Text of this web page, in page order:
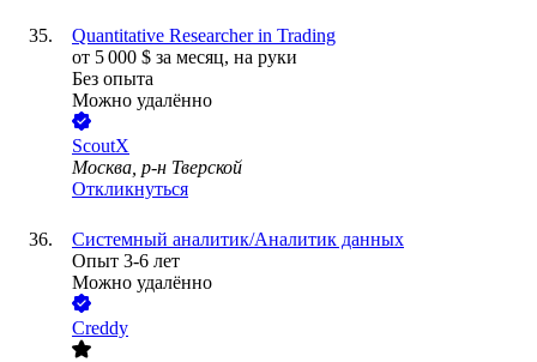
Quantitative Researcher in Trading
от 5 000 $ за месяц, на руки
Без опыта
Можно удалённо
ScoutX
Москва, р-н Тверской
Откликнуться
Системный аналитик/Аналитик данных
Опыт 3-6 лет
Можно удалённо
Creddy